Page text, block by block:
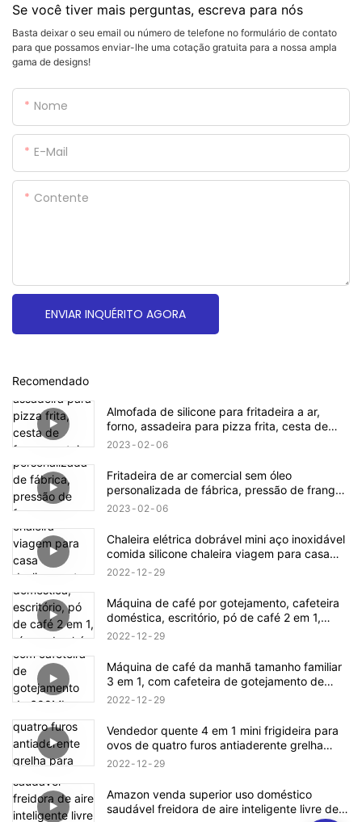
Se você tiver mais perguntas, escreva para nós
Basta deixar o seu email ou número de telefone no formulário de contato
para que possamos enviar-lhe uma cotação gratuita para a nossa ampla
gama de designs!
Nome
E-Mail
Contente
ENVIAR INQUÉRITO AGORA
Recomendado
Almofada de silicone para fritadeira a ar,
forno, assadeira para pizza frita, cesta de
frango, esteira redonda, substituição,
2023 02 06
Fritadeira de ar comercial sem óleo
personalizada de fábrica, pressão de frango,
acessórios de ar, fritadeiras elétricas
2023 02 06
Chaleira elétrica dobrável mini aço inoxidável
comida silicone chaleira viagem para casa
desligamento automático fácil de transportar
2022 12 29
Máquina de café por gotejamento, cafeteira
doméstica, escritório, pó de café 2 em 1,
xícara de chá, escritório, bule de chá grátis,
2022 12 29
Máquina de café da manhã tamanho familiar
3 em 1, com cafeteira de gotejamento de
600ML, chapa antiaderente, torradeira de 9L
2022 12 29
Vendedor quente 4 em 1 mini frigideira para
ovos de quatro furos antiaderente grelha
para cozinhar com alça de madeira dividida
2022 12 29
Amazon venda superior uso doméstico
saudável freidora de aire inteligente livre de